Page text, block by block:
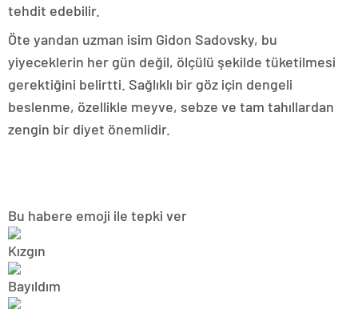
tehdit edebilir.
Öte yandan uzman isim Gidon Sadovsky, bu
yiyeceklerin her gün değil, ölçülü şekilde tüketilmesi
gerektiğini belirtti. Sağlıklı bir göz için dengeli
beslenme, özellikle meyve, sebze ve tam tahıllardan
zengin bir diyet önemlidir.
Bu habere emoji ile tepki ver